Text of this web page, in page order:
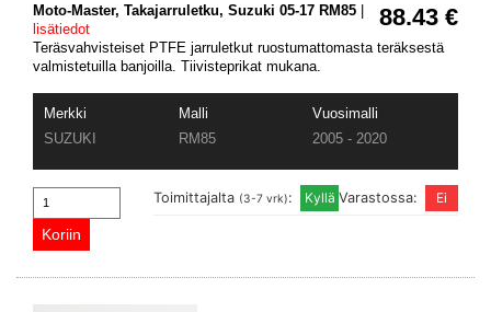
88.43 €
Moto-Master, Takajarruletku, Suzuki 05-17 RM85
lisätiedot
Teräsvahvisteiset PTFE jarruletkut ruostumattomasta teräksestä
valmistetuilla banjoilla. Tiivisteprikat mukana.
Merkki Malli
Vuosimalli
SUZUKI
RM85 2005 - 2020
Varastossa:
Toimittajalta (3-7 vrk):